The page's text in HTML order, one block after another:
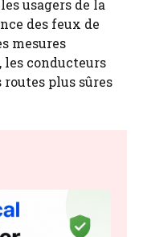
usagers de la
des feux de
mesures
les conducteurs
plus sûres